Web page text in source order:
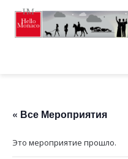
« Все Мероприятия
Это мероприятие прошло.